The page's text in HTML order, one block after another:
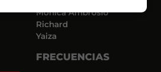
Mónica Ambrosio
Richard
Yaiza
FRECUENCIAS